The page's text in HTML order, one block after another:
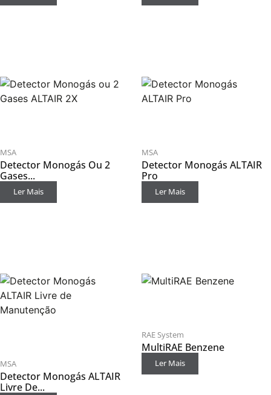
MSA
Detector Monogás Ou 2
Gases...
Ler Mais
MSA
Detector Monogás ALTAIR
Pro
Ler Mais
MSA
Detector Monogás ALTAIR
Livre De...
RAE System
MultiRAE Benzene
Ler Mais